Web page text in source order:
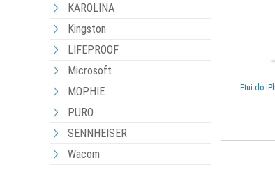
KAROLINA
Kingston
LIFEPROOF
Microsoft
MOPHIE
PURO
SENNHEISER
Wacom
Etui do